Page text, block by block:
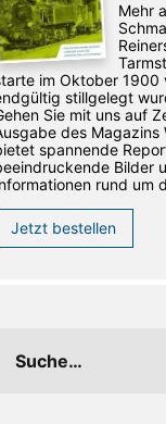
Mehr
im Oktober 1900
stillgelegt
Sie mit uns auf
des ­Magazins
spannende
Bilder
rund um
Jetzt bestellen